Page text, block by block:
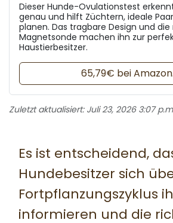
Dieser Hunde-Ovulationstest
genau und hilft Züchtern, ideale
planen. Das tragbare Design und
Magnetsonde machen ihn zur
Haustierbesitzer.
65,79€ bei
Zuletzt aktualisiert: Juli 23, 2026 3:07
Es ist entscheidend,
Hundebesitzer sich
Fortpflanzungszyklus
informieren und die